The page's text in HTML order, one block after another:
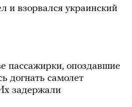
и взорвался украинский
пассажирки, опоздавшие
догнать самолет
задержали